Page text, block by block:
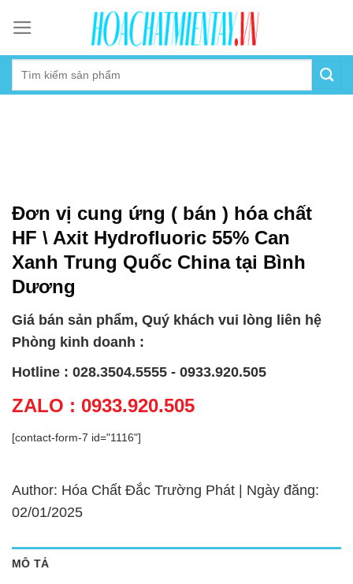
content
Đơn vị cung ứng ( bán ) hóa chất
HF \ Axit Hydrofluoric 55% Can
Xanh Trung Quốc China tại Bình
Dương
Giá bán sản phẩm, Quý khách vui lòng liên hệ
Phòng kinh doanh :
Hotline : 028.3504.5555 - 0933.920.505
ZALO : 0933.920.505
[contact-form-7 id="1116"]
Author: Hóa Chất Đắc Trường Phát | Ngày đăng:
02/01/2025
MÔ TẢ